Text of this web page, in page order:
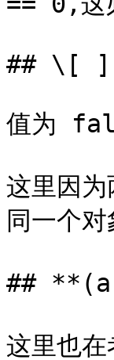
## \[
值为
这里因
同一个对
## **(a
这里也